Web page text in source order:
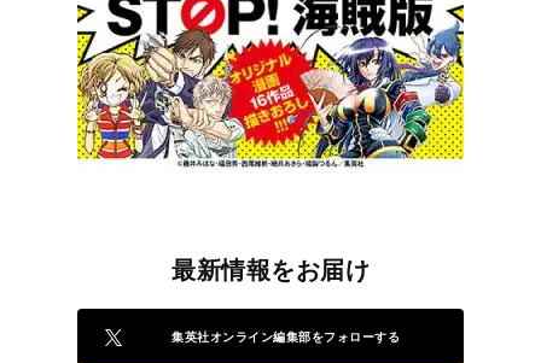
最新情報をお届け
集英社オンライン編集部をフォローする